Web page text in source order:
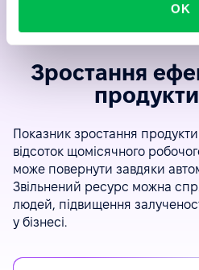
OK
Зростання
Показник зростання
відсоток щомісячного
може повернути завдяки
Звільнений ресурс можна
людей, підвищення
у бізнесі.